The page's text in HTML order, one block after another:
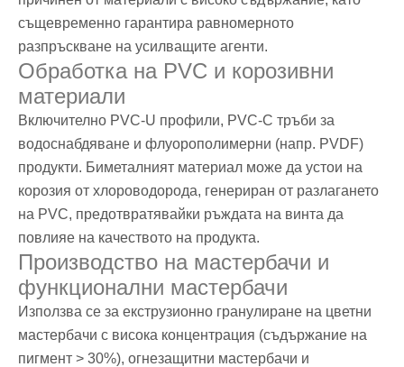
същевременно гарантира равномерното
разпръскване на усилващите агенти.
Обработка на PVC и корозивни
материали
Включително PVC-U профили, PVC-C тръби за
водоснабдяване и флуорополимерни (напр. PVDF)
продукти. Биметалният материал може да устои на
корозия от хлороводорода, генериран от разлагането
на PVC, предотвратявайки ръждата на винта да
повлияе на качеството на продукта.
Производство на мастербачи и
функционални мастербачи
Използва се за екструзионно гранулиране на цветни
мастербачи с висока концентрация (съдържание на
пигмент > 30%), огнезащитни мастербачи и